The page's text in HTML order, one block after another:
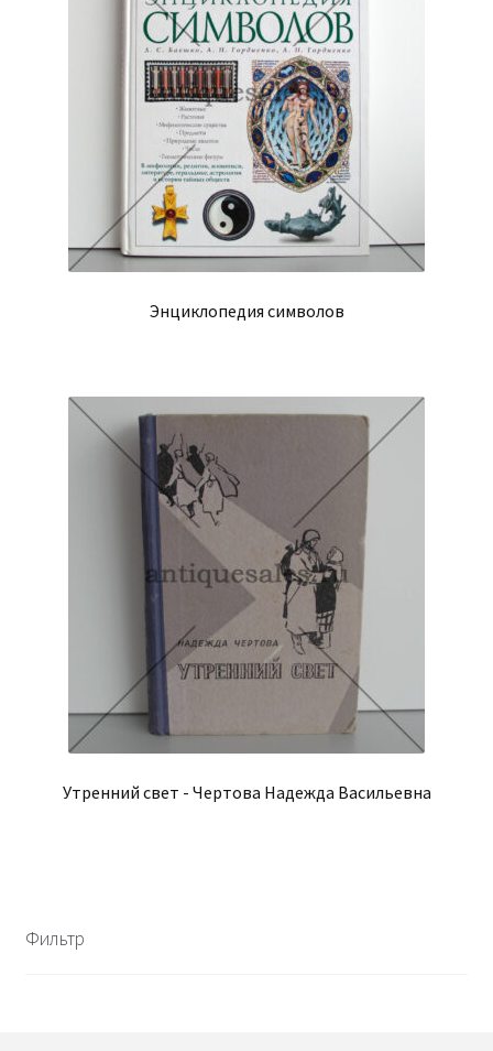
Энциклопедия символов
Утренний свет - Чертова Надежда Васильевна
Фильтр